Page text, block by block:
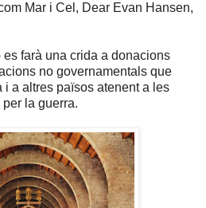
Mar i Cel, Dear Evan Hansen,
es farà una crida a donacions
no governamentals que
a altres països atenent a les
la guerra.